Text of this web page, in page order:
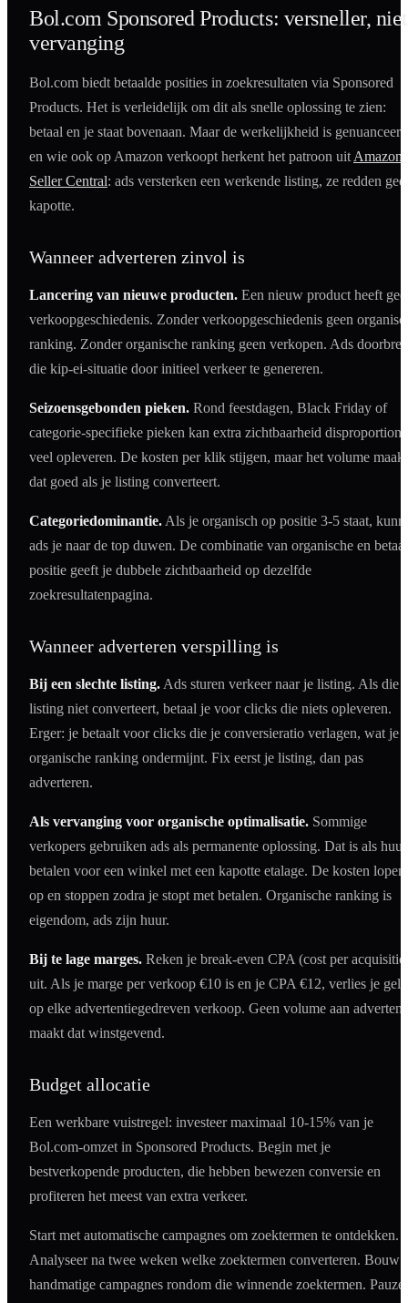
Bol.com Sponsored Products: versneller, niet
vervanging
Bol.com biedt betaalde posities in zoekresultaten via Sponsored
Products. Het is verleidelijk om dit als snelle oplossing te zien:
betaal en je staat bovenaan. Maar de werkelijkheid is
en wie ook op Amazon verkoopt herkent het patroon uit Amazon
Seller Central: ads versterken een werkende listing, ze redden
kapotte.
Wanneer adverteren zinvol is
Lancering van nieuwe producten. Een nieuw product heeft
verkoopgeschiedenis. Zonder verkoopgeschiedenis geen
ranking. Zonder organische ranking geen verkopen. Ads
die kip-ei-situatie door initieel verkeer te genereren.
Seizoensgebonden pieken. Rond feestdagen, Black Friday of
categorie-specifieke pieken kan extra zichtbaarheid
veel opleveren. De kosten per klik stijgen, maar het volume maakt
dat goed als je listing converteert.
Categoriedominantie. Als je organisch op positie 3-5 staat,
ads je naar de top duwen. De combinatie van organische en
positie geeft je dubbele zichtbaarheid op dezelfde
zoekresultatenpagina.
Wanneer adverteren verspilling is
Bij een slechte listing. Ads sturen verkeer naar je listing. Als die
listing niet converteert, betaal je voor clicks die niets opleveren.
Erger: je betaalt voor clicks die je conversieratio verlagen, wat je
organische ranking ondermijnt. Fix eerst je listing, dan pas
adverteren.
Als vervanging voor organische optimalisatie. Sommige
verkopers gebruiken ads als permanente oplossing. Dat is als huur
betalen voor een winkel met een kapotte etalage. De kosten lopen
op en stoppen zodra je stopt met betalen. Organische ranking is
eigendom, ads zijn huur.
Bij te lage marges. Reken je break-even CPA (cost per
uit. Als je marge per verkoop €10 is en je CPA €12, verlies je geld
op elke advertentiegedreven verkoop. Geen volume aan
maakt dat winstgevend.
Budget allocatie
Een werkbare vuistregel: investeer maximaal 10-15% van je
Bol.com-omzet in Sponsored Products. Begin met je
bestverkopende producten, die hebben bewezen conversie en
profiteren het meest van extra verkeer.
Start met automatische campagnes om zoektermen te ontdekken.
Analyseer na twee weken welke zoektermen converteren. Bouw
handmatige campagnes rondom die winnende zoektermen.